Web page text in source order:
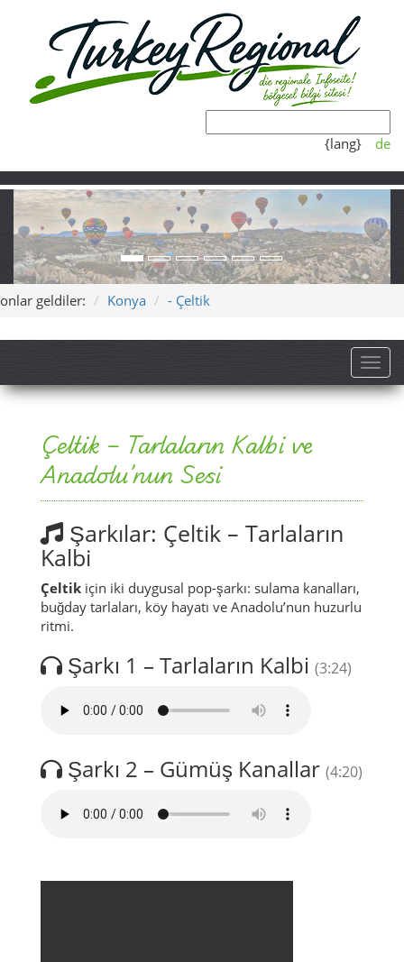
{lang} de
onlar geldiler: Konya - Çeltik
Çeltik – Tarlaların Kalbi ve
Anadolu’nun Sesi
Şarkılar: Çeltik – Tarlaların
Kalbi
Çeltik için iki duygusal pop-şarkı: sulama kanalları,
buğday tarlaları, köy hayatı ve Anadolu’nun huzurlu
ritmi.
Şarkı 1 – Tarlaların Kalbi (3:24)
Şarkı 2 – Gümüş Kanallar (4:20)